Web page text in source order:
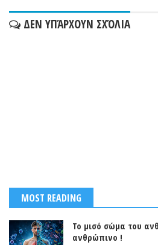
ΔΕΝ ΥΠΆΡΧΟΥΝ ΣΧΌΛΙΑ
MOST READING
Το μισό σώμα του
ανθρώπινο !